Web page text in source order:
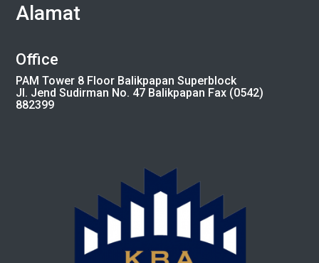
Alamat
Office
PAM Tower 8 Floor Balikpapan Superblock
Jl. Jend Sudirman No. 47 Balikpapan Fax (0542)
882399